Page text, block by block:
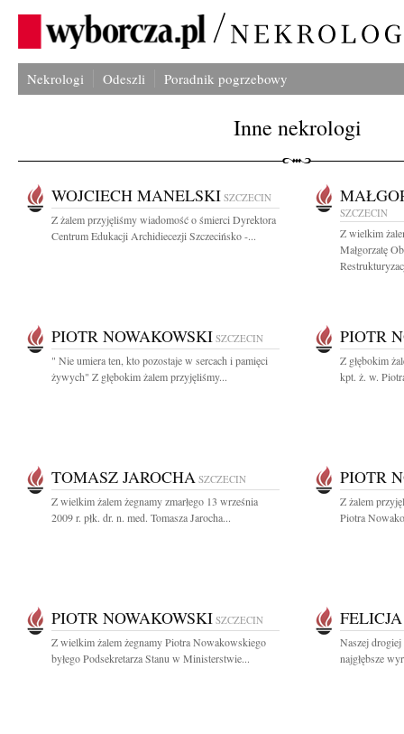
Nekrologi Odeszli Poradnik pogrzebowy
Inne nekrologi
WOJCIECH MANELSKI SZCZECIN
Z żalem przyjęliśmy wiadomość o śmierci Dyrektora
Centrum Edukacji Archidiecezji Szczecińsko -...
SZCZECIN
Z wielkim
Małgorzatę
PIOTR NOWAKOWSKI SZCZECIN
" Nie umiera ten, kto pozostaje w sercach i pamięci
żywych" Z głębokim żalem przyjęliśmy...
PIOTR
Z głębokim
kpt. ż. w.
TOMASZ JAROCHA SZCZECIN
Z wielkim żalem żegnamy zmarłego 13 września
2009 r. płk. dr. n. med. Tomasza Jarocha...
PIOTR
Z żalem
Piotra
PIOTR NOWAKOWSKI SZCZECIN
Z wielkim żalem żegnamy Piotra Nowakowskiego
byłego Podsekretarza Stanu w Ministerstwie...
Naszej
najgłębsze